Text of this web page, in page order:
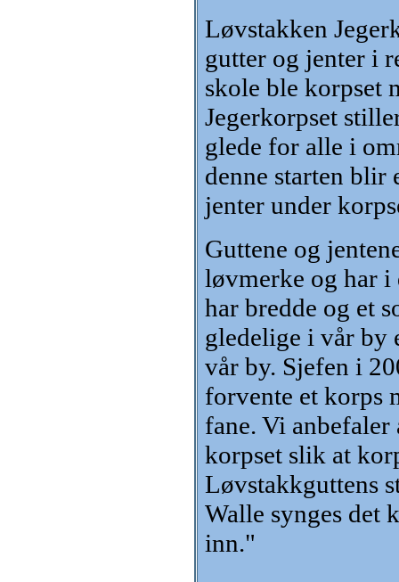
Løvstakken
gutter og jenter i
skole ble korpset
Jegerkorpset
glede for alle i
denne starten blir
jenter under
Guttene og
løvmerke og har i
har bredde og et
gledelige i vår by
vår by. Sjefen i
forvente et korps
fane. Vi
korpset slik at
Løvstakkguttens
Walle synges det
inn."